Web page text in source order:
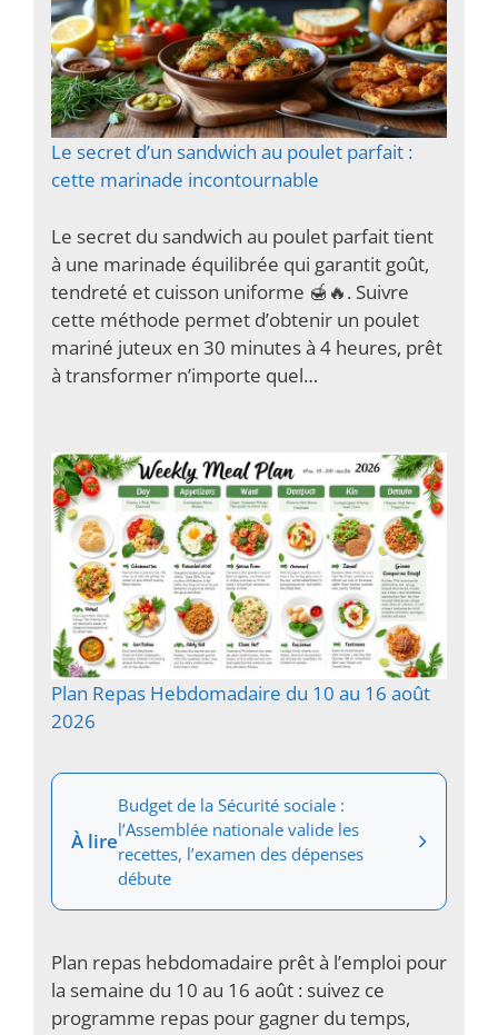
Le secret d’un sandwich au poulet parfait :
cette marinade incontournable
Le secret du sandwich au poulet parfait tient
à une marinade équilibrée qui garantit goût,
tendreté et cuisson uniforme 🍯🔥. Suivre
cette méthode permet d’obtenir un poulet
mariné juteux en 30 minutes à 4 heures, prêt
à transformer n’importe quel…
Plan Repas Hebdomadaire du 10 au 16 août
2026
À lire
Budget de la Sécurité sociale :
l’Assemblée nationale valide les
recettes, l’examen des dépenses
débute
Plan repas hebdomadaire prêt à l’emploi pour
la semaine du 10 au 16 août : suivez ce
programme repas pour gagner du temps,